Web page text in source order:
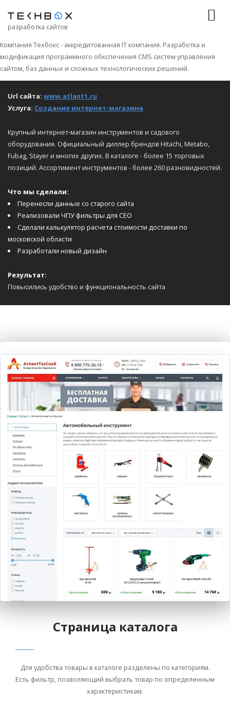
разработка сайтов
Компания Техбокс - аккредитованная IT компания. Разработка и
модификация программного обкспечения CMS систем управления
сайтом, баз данных и сложных технологических решений.
АтлантТехСнаб
Url сайта: www.atlant1.ru
Услуга: Создание интернет-магазина
Крупный интернет-магазин инструментов и садового
оборудования. Официальный диллер брендов Hitachi, Metabo,
Fubag, Stayer и многих других. В каталоге - более 15 торговых
позиций. Ассортимент инструментов - более 260 разновидностей.
Что мы сделали:
Перенесли данные со старого сайта
Реализовали ЧПУ фильтры для СЕО
Сделали калькулятор расчета стоимости доставки по
московской области
Разработали новый дизайн
Результат:
Повысились удобство и функциональность сайта
Страница каталога
Для удобства товары в каталоге разделены по категориям.
Есть фильтр, позволяющий выбрать товар по определенным
характеристикам.